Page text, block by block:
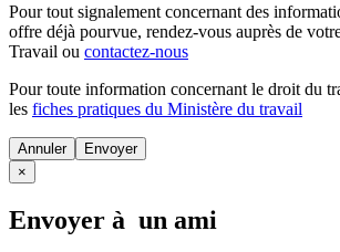
Pour tout signalement concernant des
offre déjà pourvue, rendez-vous auprès de
Travail ou contactez-nous
Pour toute information concernant le droit du
les fiches pratiques du Ministère du travail
Annuler
×
Envoyer à un ami